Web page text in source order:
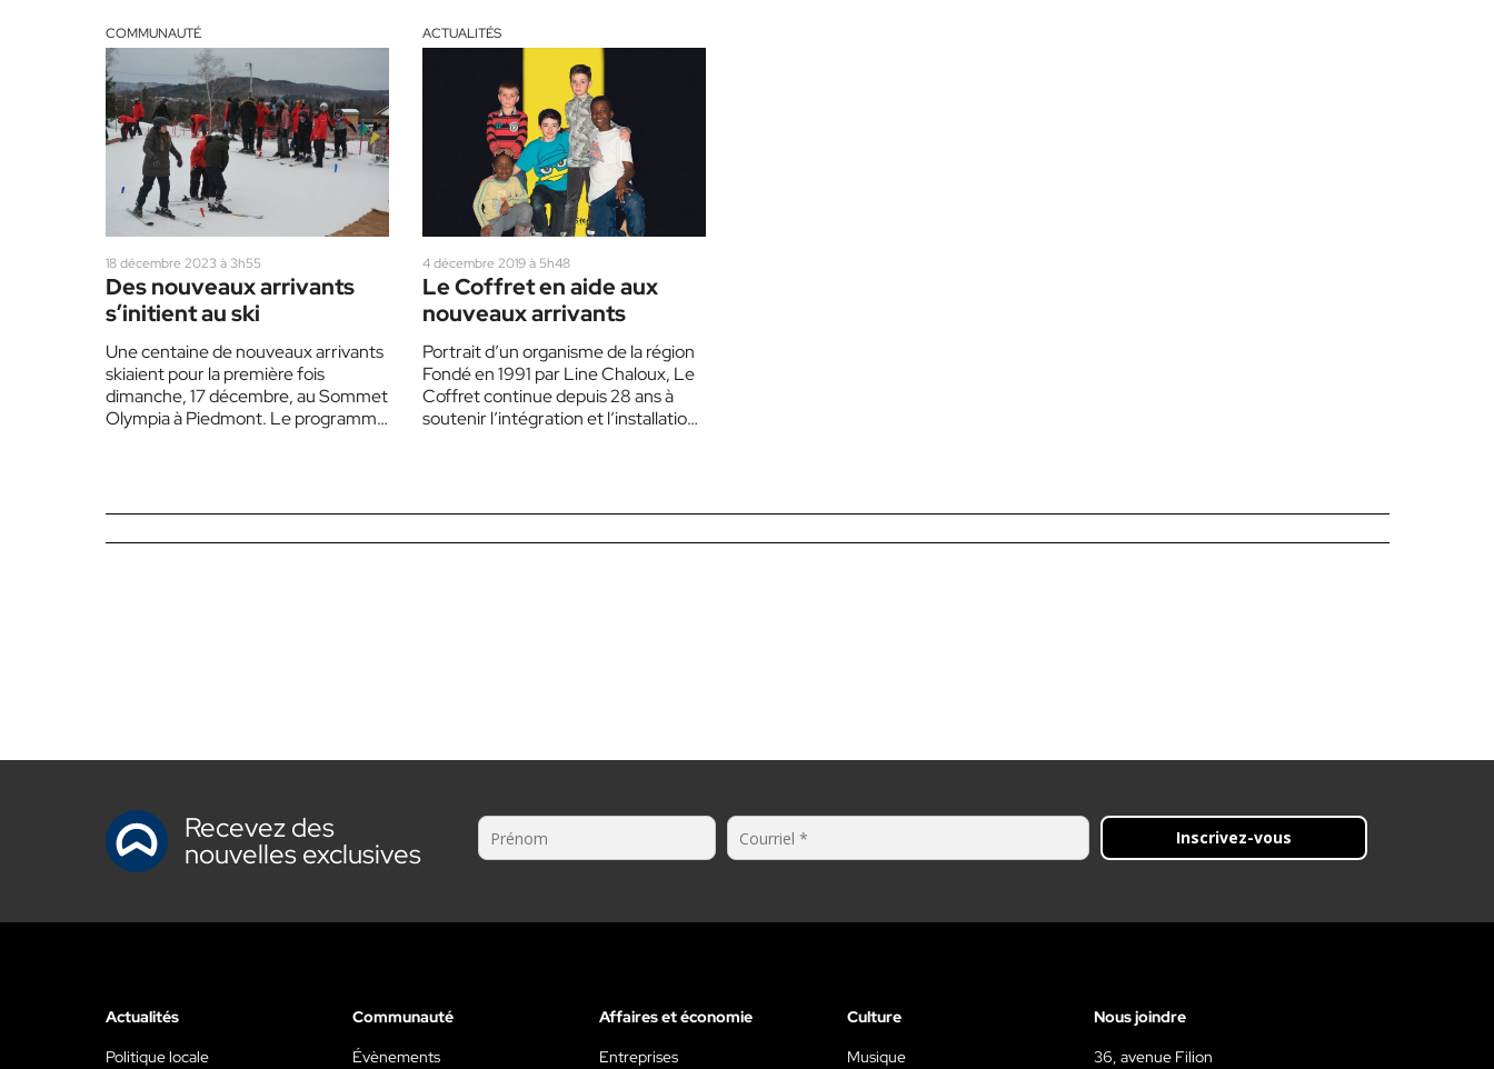
COMMUNAUTÉ
18 décembre 2023 à 3h55
Des nouveaux arrivants
s’initient au ski
Une centaine de nouveaux arrivants
skiaient pour la première fois
dimanche, 17 décembre, au Sommet
Olympia à Piedmont. Le programme
ACTUALITÉS
4 décembre 2019 à 5h48
Le Coffret en aide aux
nouveaux arrivants
Portrait d’un organisme de la région
Fondé en 1991 par Line Chaloux, Le
Coffret continue depuis 28 ans à
soutenir l’intégration et l’installation
Recevez des
nouvelles exclusives Inscrivez-vous
Actualités
Politique locale
Communauté
Évènements
Affaires et économie
Entreprises
Culture
Musique
Nous joindre
36, avenue Filion